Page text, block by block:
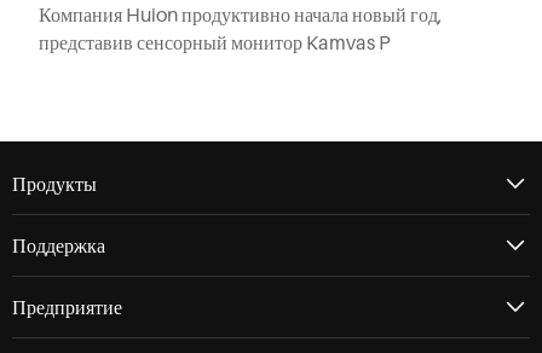
Компания Huion продуктивно начала новый год,
представив сенсорный монитор Kamvas P
Продукты
Поддержка
Предприятие